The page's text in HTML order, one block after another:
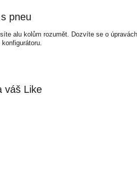
pneu
alu kolům rozumět. Dozvíte se o
váš Like